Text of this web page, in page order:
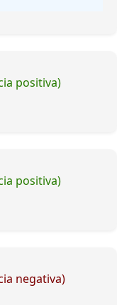
positiva)
positiva)
negativa)